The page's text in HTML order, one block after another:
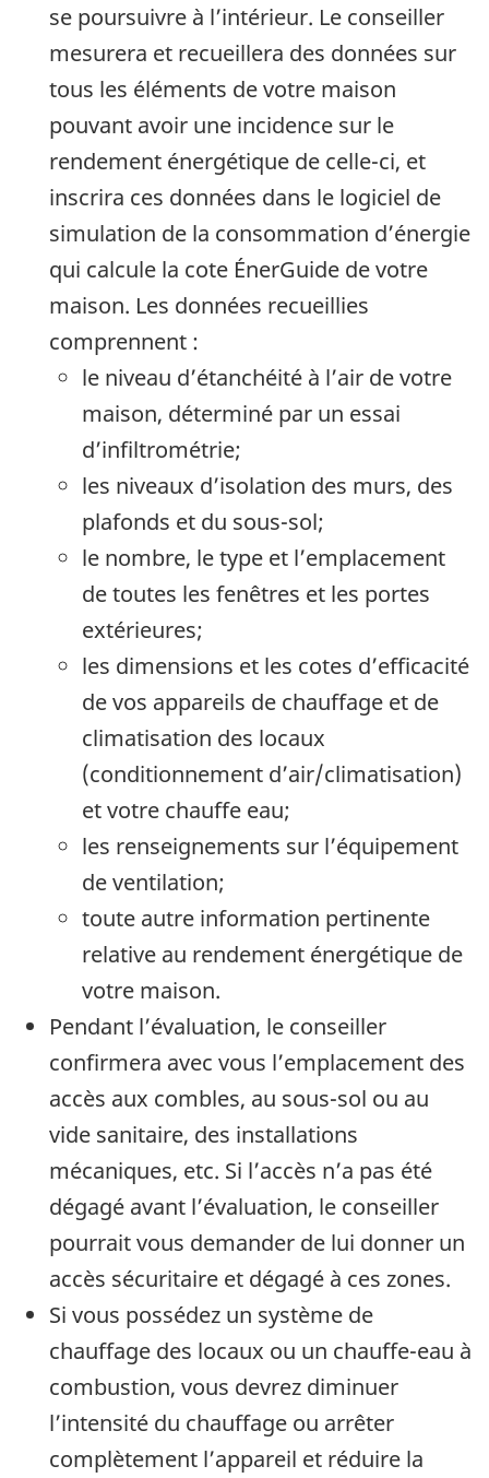
se poursuivre à l’intérieur. Le conseiller
mesurera et recueillera des données sur
tous les éléments de votre maison
pouvant avoir une incidence sur le
rendement énergétique de celle-ci, et
inscrira ces données dans le logiciel de
simulation de la consommation d’énergie
qui calcule la cote ÉnerGuide de votre
maison. Les données recueillies
comprennent :
le niveau d’étanchéité à l’air de votre
maison, déterminé par un essai
d’infiltrométrie;
les niveaux d’isolation des murs, des
plafonds et du sous-sol;
le nombre, le type et l’emplacement
de toutes les fenêtres et les portes
extérieures;
les dimensions et les cotes d’efficacité
de vos appareils de chauffage et de
climatisation des locaux
(conditionnement d’air/climatisation)
et votre chauffe eau;
les renseignements sur l’équipement
de ventilation;
toute autre information pertinente
relative au rendement énergétique de
votre maison.
Pendant l’évaluation, le conseiller
confirmera avec vous l’emplacement des
accès aux combles, au sous-sol ou au
vide sanitaire, des installations
mécaniques, etc. Si l’accès n’a pas été
dégagé avant l’évaluation, le conseiller
pourrait vous demander de lui donner un
accès sécuritaire et dégagé à ces zones.
Si vous possédez un système de
chauffage des locaux ou un chauffe-eau à
combustion, vous devrez diminuer
l’intensité du chauffage ou arrêter
complètement l’appareil et réduire la